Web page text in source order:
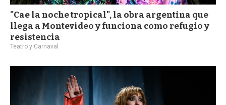
"Cae la noche tropical", la obra argentina que
llega a Montevideo y funciona como refugio y
resistencia
Teatro y Carnaval